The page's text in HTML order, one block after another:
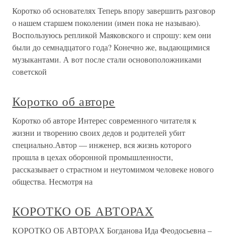
Коротко об основателях Теперь впору завершить разговор
о нашем старшем поколении (имен пока не называю).
Воспользуюсь репликой Маяковского и спрошу: кем они
были до семнадцатого года? Конечно же, выдающимися
музыкантами. А вот после стали основоположниками
советской
Коротко об авторе
Коротко об авторе Интерес современного читателя к
жизни и творению своих дедов и родителей убит
специально.Автор — инженер, вся жизнь которого
прошла в цехах оборонной промышленности,
рассказывает о страстном и неутомимом человеке нового
общества. Несмотря на
КОРОТКО ОБ АВТОРАХ
КОРОТКО ОБ АВТОРАХ Богданова Ида Феодосьевна –